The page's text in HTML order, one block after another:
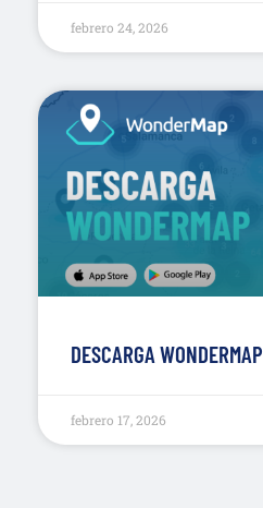
febrero 24, 2026
DESCARGA WONDERMAP
febrero 17, 2026